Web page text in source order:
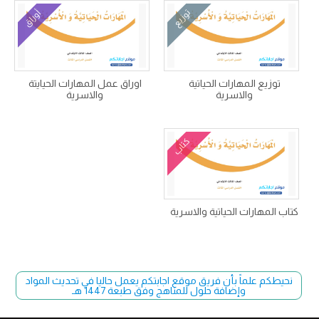
توزيع
توزيع المهارات الحياتية
والاسرية
أوراق
اوراق عمل المهارات الحيايتة
والاسرية
كتاب
كتاب المهارات الحياتية والاسرية
نحيطكم علماً بأن فريق موقع اجابتكم يعمل حاليا في تحديث المواد
وإضافة حلول للمناهج وفق طبعة 1447 هـ